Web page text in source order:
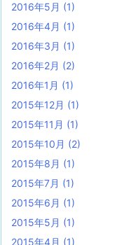
2016年5月 (1)
2016年4月 (1)
2016年3月 (1)
2016年2月 (2)
2016年1月 (1)
2015年12月 (1)
2015年11月 (1)
2015年10月 (2)
2015年8月 (1)
2015年7月 (1)
2015年6月 (1)
2015年5月 (1)
2015年4月 (1)